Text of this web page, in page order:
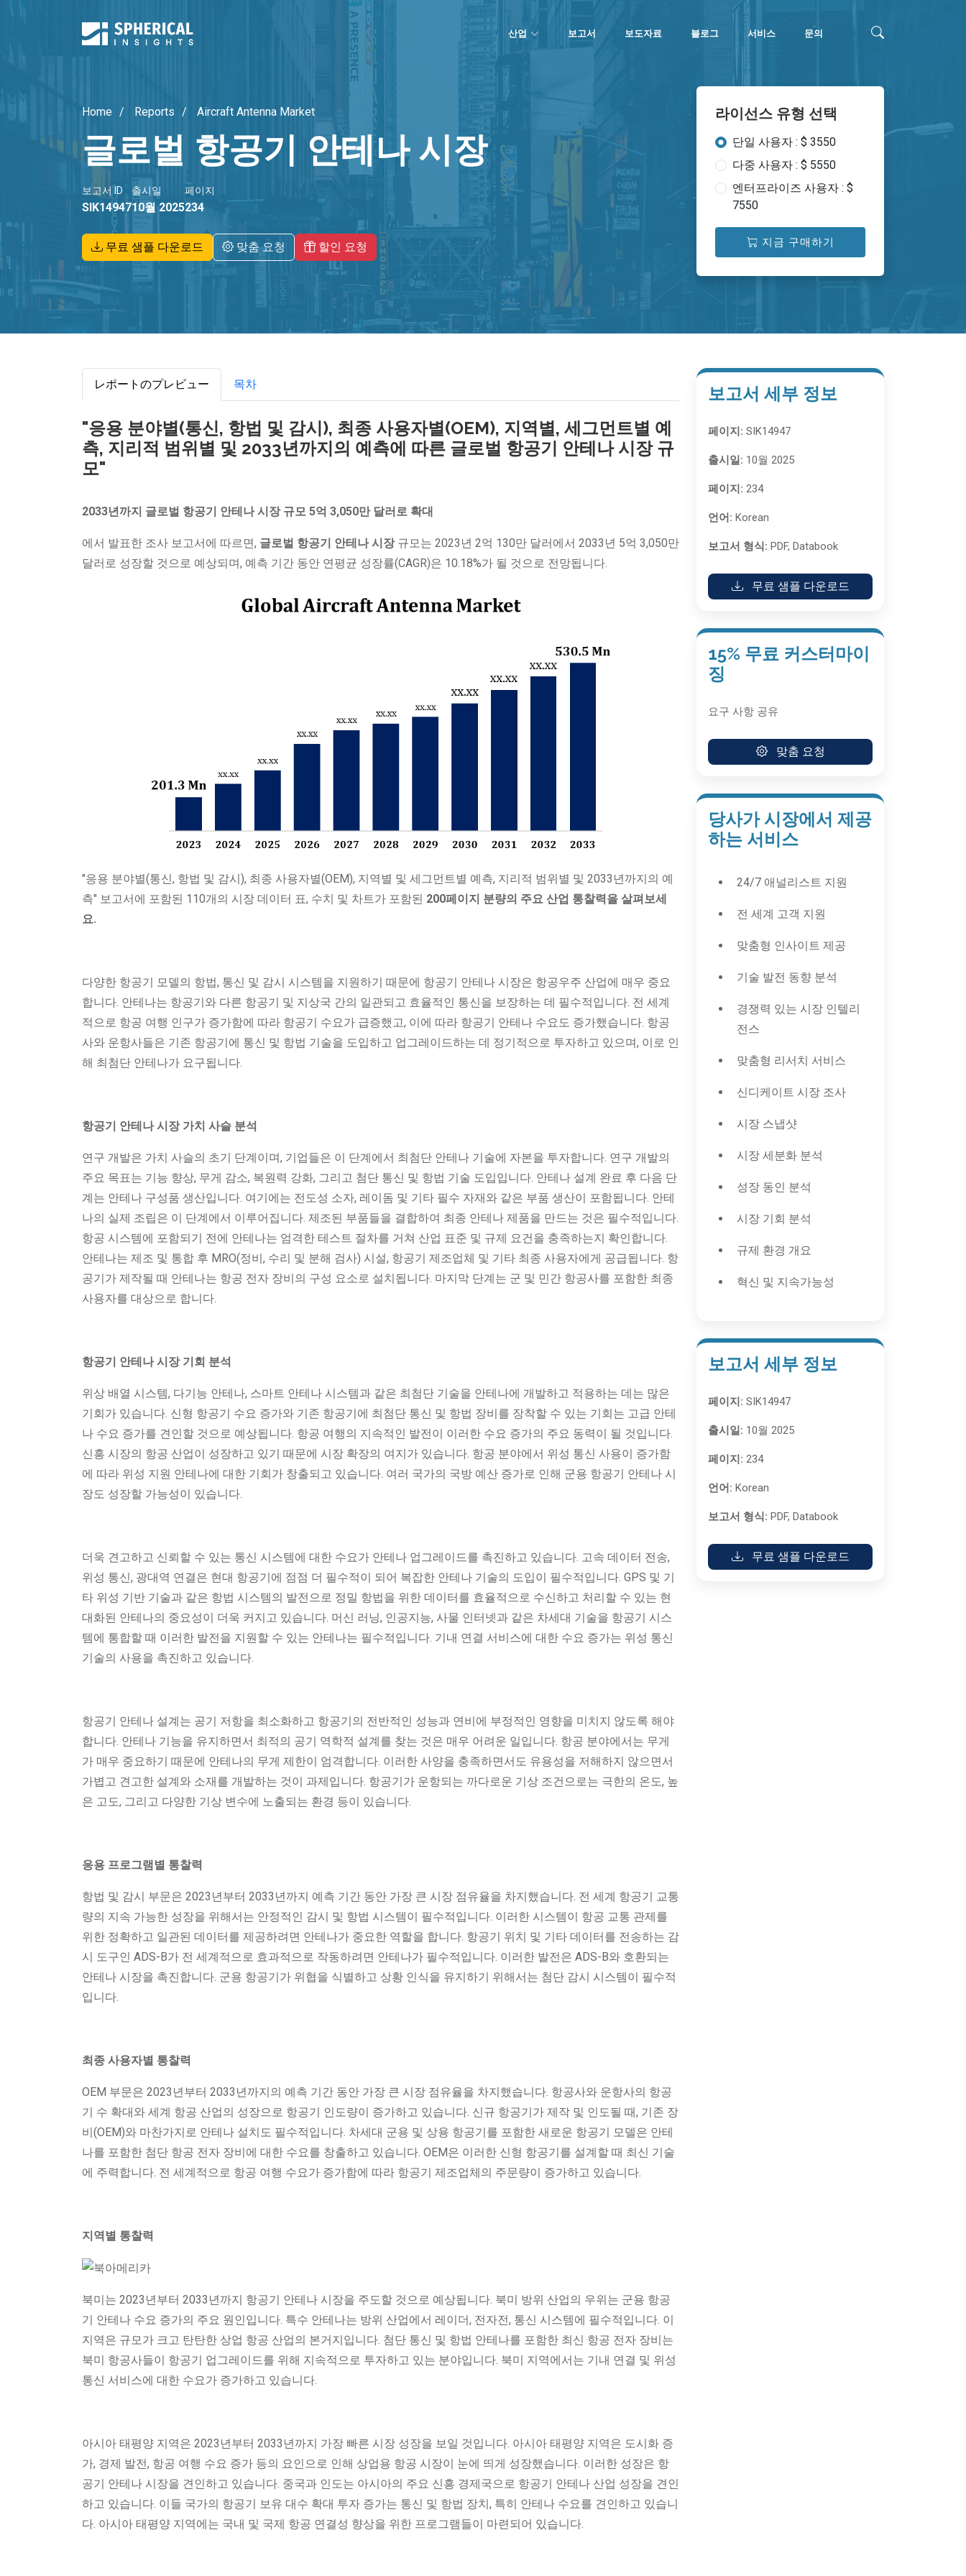
산업 보고서 보도자료 블로그 서비스 문의
Home Reports Aircraft Antenna Market
글로벌 항공기 안테나 시장
보고서 ID
SIK14947
출시일
10월 2025
페이지
234
무료 샘플 다운로드 맞춤 요청 할인 요청
라이선스 유형 선택
단일 사용자 : $ 3550
다중 사용자 : $ 5550
엔터프라이즈 사용자 : $
7550
지금 구매하기
レポートのプレビュー 목차
"응용 분야별(통신, 항법 및 감시), 최종 사용자별(OEM), 지역별, 세그먼트별 예
측, 지리적 범위별 및 2033년까지의 예측에 따른 글로벌 항공기 안테나 시장 규
모"
2033년까지 글로벌 항공기 안테나 시장 규모 5억 3,050만 달러로 확대
에서 발표한 조사 보고서에 따르면, 글로벌 항공기 안테나 시장규모는 2023년 2억 130만 달러에서 2033년 5억 3,050만
달러로 성장할 것으로 예상되며, 예측 기간 동안 연평균 성장률(CAGR)은 10.18%가 될 것으로 전망됩니다.
"응용 분야별(통신, 항법 및 감시), 최종 사용자별(OEM), 지역별 및 세그먼트별 예측, 지리적 범위별 및 2033년까지의 예
측" 보고서에 포함된 110개의 시장 데이터 표, 수치 및 차트가 포함된 200페이지 분량의 주요 산업 통찰력을 살펴보세
요.
다양한 항공기 모델의 항법, 통신 및 감시 시스템을 지원하기 때문에 항공기 안테나 시장은 항공우주 산업에 매우 중요
합니다. 안테나는 항공기와 다른 항공기 및 지상국 간의 일관되고 효율적인 통신을 보장하는 데 필수적입니다. 전 세계
적으로 항공 여행 인구가 증가함에 따라 항공기 수요가 급증했고, 이에 따라 항공기 안테나 수요도 증가했습니다. 항공
사와 운항사들은 기존 항공기에 통신 및 항법 기술을 도입하고 업그레이드하는 데 정기적으로 투자하고 있으며, 이로 인
해 최첨단 안테나가 요구됩니다.
항공기 안테나 시장 가치 사슬 분석
연구 개발은 가치 사슬의 초기 단계이며, 기업들은 이 단계에서 최첨단 안테나 기술에 자본을 투자합니다. 연구 개발의
주요 목표는 기능 향상, 무게 감소, 복원력 강화, 그리고 첨단 통신 및 항법 기술 도입입니다. 안테나 설계 완료 후 다음 단
계는 안테나 구성품 생산입니다. 여기에는 전도성 소자, 레이돔 및 기타 필수 자재와 같은 부품 생산이 포함됩니다. 안테
나의 실제 조립은 이 단계에서 이루어집니다. 제조된 부품들을 결합하여 최종 안테나 제품을 만드는 것은 필수적입니다.
항공 시스템에 포함되기 전에 안테나는 엄격한 테스트 절차를 거쳐 산업 표준 및 규제 요건을 충족하는지 확인합니다.
안테나는 제조 및 통합 후 MRO(정비, 수리 및 분해 검사) 시설, 항공기 제조업체 및 기타 최종 사용자에게 공급됩니다. 항
공기가 제작될 때 안테나는 항공 전자 장비의 구성 요소로 설치됩니다. 마지막 단계는 군 및 민간 항공사를 포함한 최종
사용자를 대상으로 합니다.
항공기 안테나 시장 기회 분석
위상 배열 시스템, 다기능 안테나, 스마트 안테나 시스템과 같은 최첨단 기술을 안테나에 개발하고 적용하는 데는 많은
기회가 있습니다. 신형 항공기 수요 증가와 기존 항공기에 최첨단 통신 및 항법 장비를 장착할 수 있는 기회는 고급 안테
나 수요 증가를 견인할 것으로 예상됩니다. 항공 여행의 지속적인 발전이 이러한 수요 증가의 주요 동력이 될 것입니다.
신흥 시장의 항공 산업이 성장하고 있기 때문에 시장 확장의 여지가 있습니다. 항공 분야에서 위성 통신 사용이 증가함
에 따라 위성 지원 안테나에 대한 기회가 창출되고 있습니다. 여러 국가의 국방 예산 증가로 인해 군용 항공기 안테나 시
장도 성장할 가능성이 있습니다.
더욱 견고하고 신뢰할 수 있는 통신 시스템에 대한 수요가 안테나 업그레이드를 촉진하고 있습니다. 고속 데이터 전송,
위성 통신, 광대역 연결은 현대 항공기에 점점 더 필수적이 되어 복잡한 안테나 기술의 도입이 필수적입니다. GPS 및 기
타 위성 기반 기술과 같은 항법 시스템의 발전으로 정밀 항법을 위한 데이터를 효율적으로 수신하고 처리할 수 있는 현
대화된 안테나의 중요성이 더욱 커지고 있습니다. 머신 러닝, 인공지능, 사물 인터넷과 같은 차세대 기술을 항공기 시스
템에 통합할 때 이러한 발전을 지원할 수 있는 안테나는 필수적입니다. 기내 연결 서비스에 대한 수요 증가는 위성 통신
기술의 사용을 촉진하고 있습니다.
항공기 안테나 설계는 공기 저항을 최소화하고 항공기의 전반적인 성능과 연비에 부정적인 영향을 미치지 않도록 해야
합니다. 안테나 기능을 유지하면서 최적의 공기 역학적 설계를 찾는 것은 매우 어려운 일입니다. 항공 분야에서는 무게
가 매우 중요하기 때문에 안테나의 무게 제한이 엄격합니다. 이러한 사양을 충족하면서도 유용성을 저해하지 않으면서
가볍고 견고한 설계와 소재를 개발하는 것이 과제입니다. 항공기가 운항되는 까다로운 기상 조건으로는 극한의 온도, 높
은 고도, 그리고 다양한 기상 변수에 노출되는 환경 등이 있습니다.
응용 프로그램별 통찰력
항법 및 감시 부문은 2023년부터 2033년까지 예측 기간 동안 가장 큰 시장 점유율을 차지했습니다. 전 세계 항공기 교통
량의 지속 가능한 성장을 위해서는 안정적인 감시 및 항법 시스템이 필수적입니다. 이러한 시스템이 항공 교통 관제를
위한 정확하고 일관된 데이터를 제공하려면 안테나가 중요한 역할을 합니다. 항공기 위치 및 기타 데이터를 전송하는 감
시 도구인 ADS-B가 전 세계적으로 효과적으로 작동하려면 안테나가 필수적입니다. 이러한 발전은 ADS-B와 호환되는
안테나 시장을 촉진합니다. 군용 항공기가 위협을 식별하고 상황 인식을 유지하기 위해서는 첨단 감시 시스템이 필수적
입니다.
최종 사용자별 통찰력
OEM 부문은 2023년부터 2033년까지의 예측 기간 동안 가장 큰 시장 점유율을 차지했습니다. 항공사와 운항사의 항공
기 수 확대와 세계 항공 산업의 성장으로 항공기 인도량이 증가하고 있습니다. 신규 항공기가 제작 및 인도될 때, 기존 장
비(OEM)와 마찬가지로 안테나 설치도 필수적입니다. 차세대 군용 및 상용 항공기를 포함한 새로운 항공기 모델은 안테
나를 포함한 첨단 항공 전자 장비에 대한 수요를 창출하고 있습니다. OEM은 이러한 신형 항공기를 설계할 때 최신 기술
에 주력합니다. 전 세계적으로 항공 여행 수요가 증가함에 따라 항공기 제조업체의 주문량이 증가하고 있습니다.
지역별 통찰력
북미는 2023년부터 2033년까지 항공기 안테나 시장을 주도할 것으로 예상됩니다. 북미 방위 산업의 우위는 군용 항공
기 안테나 수요 증가의 주요 원인입니다. 특수 안테나는 방위 산업에서 레이더, 전자전, 통신 시스템에 필수적입니다. 이
지역은 규모가 크고 탄탄한 상업 항공 산업의 본거지입니다. 첨단 통신 및 항법 안테나를 포함한 최신 항공 전자 장비는
북미 항공사들이 항공기 업그레이드를 위해 지속적으로 투자하고 있는 분야입니다. 북미 지역에서는 기내 연결 및 위성
통신 서비스에 대한 수요가 증가하고 있습니다.
아시아 태평양 지역은 2023년부터 2033년까지 가장 빠른 시장 성장을 보일 것입니다. 아시아 태평양 지역은 도시화 증
가, 경제 발전, 항공 여행 수요 증가 등의 요인으로 인해 상업용 항공 시장이 눈에 띄게 성장했습니다. 이러한 성장은 항
공기 안테나 시장을 견인하고 있습니다. 중국과 인도는 아시아의 주요 신흥 경제국으로 항공기 안테나 산업 성장을 견인
하고 있습니다. 이들 국가의 항공기 보유 대수 확대 투자 증가는 통신 및 항법 장치, 특히 안테나 수요를 견인하고 있습니
다. 아시아 태평양 지역에는 국내 및 국제 항공 연결성 향상을 위한 프로그램들이 마련되어 있습니다.
보고서 세부 정보
페이지: SIK14947
출시일: 10월 2025
페이지: 234
언어: Korean
보고서 형식: PDF, Databook
무료 샘플 다운로드
15% 무료 커스터마이
징
요구 사항 공유
맞춤 요청
당사가 시장에서 제공
하는 서비스
24/7 애널리스트 지원
전 세계 고객 지원
맞춤형 인사이트 제공
기술 발전 동향 분석
경쟁력 있는 시장 인텔리
전스
맞춤형 리서치 서비스
신디케이트 시장 조사
시장 스냅샷
시장 세분화 분석
성장 동인 분석
시장 기회 분석
규제 환경 개요
혁신 및 지속가능성
보고서 세부 정보
페이지: SIK14947
출시일: 10월 2025
페이지: 234
언어: Korean
보고서 형식: PDF, Databook
무료 샘플 다운로드